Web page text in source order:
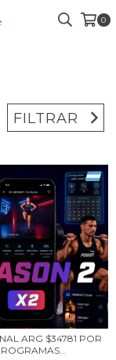
0
FILTRAR
ARG $34781 POR